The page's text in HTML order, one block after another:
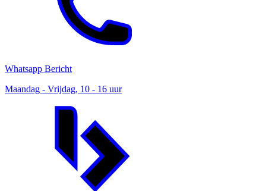
Whatsapp Bericht
Maandag - Vrijdag, 10 - 16 uur